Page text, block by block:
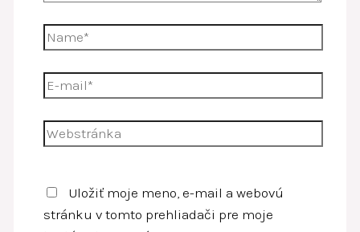
Name*
E-
mail*
Webstránka
Uložiť moje meno, e-mail a webovú
stránku v tomto prehliadači pre moje